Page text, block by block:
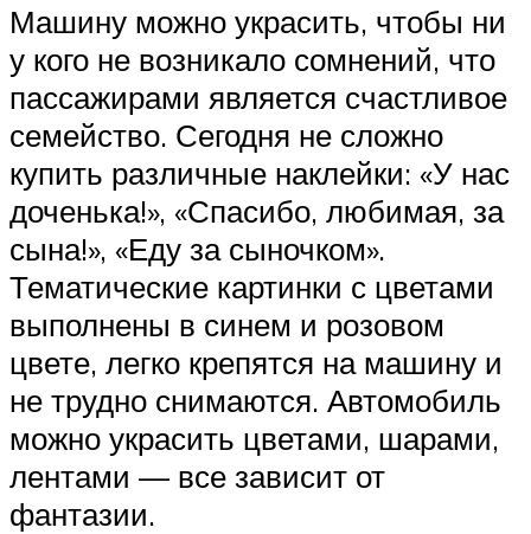
Машину можно украсить, чтобы ни
у кого не возникало сомнений, что
пассажирами является счастливое
семейство. Сегодня не сложно
купить различные наклейки: «У нас
доченька!», «Спасибо, любимая, за
сына!», «Еду за сыночком».
Тематические картинки с цветами
выполнены в синем и розовом
цвете, легко крепятся на машину и
не трудно снимаются. Автомобиль
можно украсить цветами, шарами,
лентами — все зависит от
фантазии.